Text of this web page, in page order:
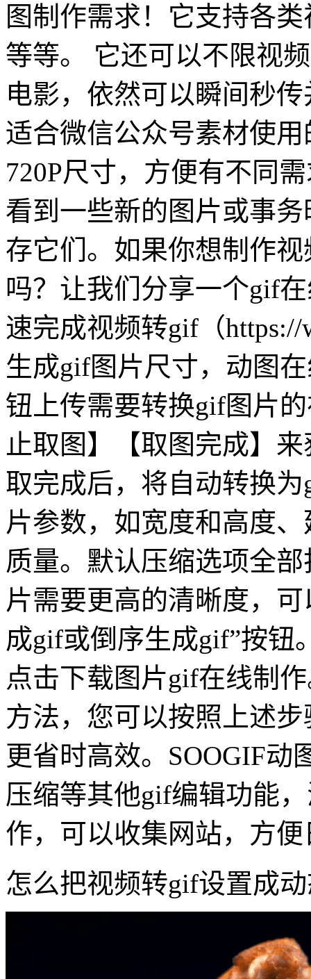
图制作需求！它支持各
等等。 它还可以不限视
电影，依然可以瞬间秒
适合微信公众号素材使
720P尺寸，方便有不同
看到一些新的图片或事
存它们。如果你想制作
吗？让我们分享一个gif
速完成视频转gif（
生成gif图片尺寸，动图
钮上传需要转换gif图片
止取图】【取图完成】
取完成后，将自动转换
片参数，如宽度和高度
质量。默认压缩选项全
片需要更高的清晰度，
成gif或倒序生成gif”按钮
点击下载图片gif在线制
方法，您可以按照上述
更省时高效。SOOGIF
压缩等其他gif编辑功能
作，可以收集网站，方
怎么把视频转gif设置成